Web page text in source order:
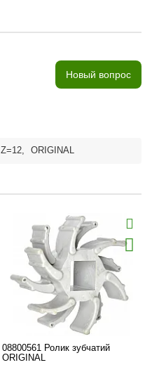
Новый вопрос
Z=12, ORIGINAL
08800561 Ролик зубчатий
ORIGINAL